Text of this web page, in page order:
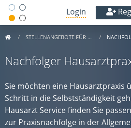
Login
STELLENANGEBOTE FÜR …
Nachfolger
Sie möchten eine Hausarztpraxis
Schritt in die Selbstständigkeit
Hausarzt Service finden Sie
zur Praxisnachfolge in der